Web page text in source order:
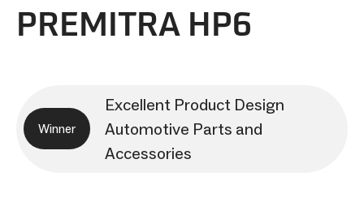
PREMITRA HP6
Winner
Excellent Product Design
Automotive Parts and
Accessories